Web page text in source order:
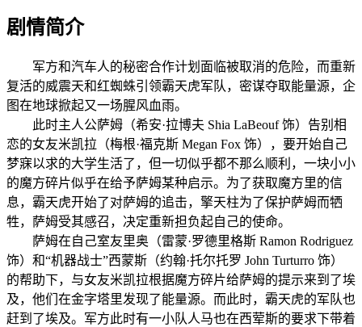
剧情简介
军方和汽车人的秘密合作计划面临被取消的危险，而重新
复活的威震天和红蜘蛛引领霸天虎军队，密谋夺取能量源，企
图在地球掀起又一场腥风血雨。
此时主人公萨姆（希安·拉博夫 Shia LaBeouf 饰）告别相
恋的女友米凯拉（梅根·福克斯 Megan Fox 饰），要开始自己
梦寐以求的大学生活了，但一切似乎都不那么顺利，一块小小
的魔方碎片似乎在给予萨姆某种启示。为了获取魔方里的信
息，霸天虎开始了对萨姆的追击，擎天柱为了保护萨姆而牺
牲，萨姆受其感召，决定重新担负起自己的使命。
萨姆在自己室友里奥（雷蒙·罗德里格斯 Ramon Rodriguez
饰）和“机器战士”西蒙斯（约翰·托尔托罗 John Turturro 饰）
的帮助下，与女友米凯拉根据魔方碎片给萨姆的提示来到了埃
及，他们在金字塔里发现了能量源。而此时，霸天虎的军队也
赶到了埃及。军方此时有一小队人马也在西荤斯的要求下带着